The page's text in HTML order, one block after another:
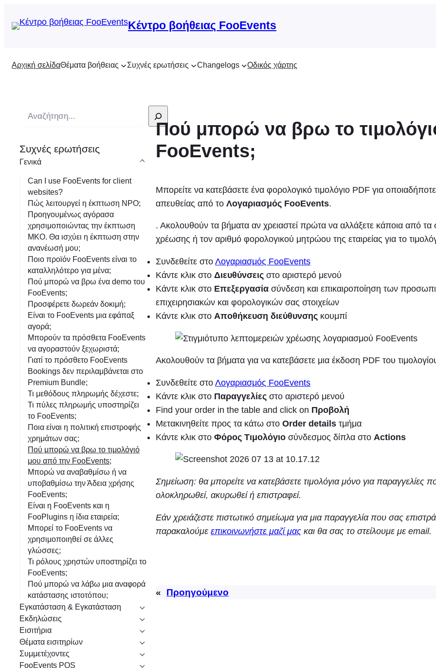
Κέντρο βοήθειας FooEvents
Αρχική σελίδαΘέματα βοήθειας Συχνές ερωτήσεις Changelogs Οδικός χάρτης
ζ
ή
Συχνές ερωτήσεις
Γενικά
Can I use FooEvents for client
websites?
Πώς λειτουργεί η έκπτωση NPO;
Προηγουμένως αγόρασα
χρησιμοποιώντας την έκπτωση
ΜΚΟ. Θα ισχύει η έκπτωση στην
ανανέωσή μου;
Ποιο προϊόν FooEvents είναι το
καταλληλότερο για μένα;
Πού μπορώ να βρω ένα demo του
FooEvents;
Προσφέρετε δωρεάν δοκιμή;
Είναι το FooEvents μια εφάπαξ
αγορά;
Μπορούν τα πρόσθετα FooEvents
να αγοραστούν ξεχωριστά;
Γιατί το πρόσθετο FooEvents
Bookings δεν περιλαμβάνεται στο
Premium Bundle;
Τι μεθόδους πληρωμής δέχεστε;
Τι πύλες πληρωμής υποστηρίζει
το FooEvents;
Ποια είναι η πολιτική επιστροφής
χρημάτων σας;
Πού μπορώ να βρω το τιμολόγιό
μου από την FooEvents;
Μπορώ να αναβαθμίσω ή να
υποβαθμίσω την Άδεια χρήσης
FooEvents;
Είναι η FooEvents και η
FooPlugins η ίδια εταιρεία;
Μπορεί το FooEvents να
χρησιμοποιηθεί σε άλλες
γλώσσες;
Τι ρόλους χρηστών υποστηρίζει το
FooEvents;
Πού μπορώ να λάβω μια αναφορά
κατάστασης ιστοτόπου;
Εγκατάσταση & Εγκατάσταση
Εκδηλώσεις
Εισιτήρια
Θέματα εισιτηρίων
Συμμετέχοντες
FooEvents POS
Πού μπορώ να βρω το
FooEvents;
Μπορείτε να κατεβάσετε ένα φορολογικό τιμολόγιο PDF για
απευθείας από το Λογαριασμός FooEvents.
. Ακολουθούν τα βήματα αν χρειαστεί πρώτα να αλλάξετε κάποια από τα
χρέωσης ή τον αριθμό φορολογικού μητρώου της εταιρείας για το
Συνδεθείτε στο Λογαριασμός FooEvents
Κάντε κλικ στο Διευθύνσεις στο αριστερό μενού
Κάντε κλικ στο Επεξεργασία σύνδεση και επικαιροποίηση των
επιχειρησιακών και φορολογικών σας στοιχείων
Κάντε κλικ στο Αποθήκευση διεύθυνσης κουμπί
Ακολουθούν τα βήματα για να κατεβάσετε μια έκδοση PDF του
Συνδεθείτε στο Λογαριασμός FooEvents
Κάντε κλικ στο Παραγγελίες στο αριστερό μενού
Find your order in the table and click on Προβολή
Μετακινηθείτε προς τα κάτω στο Order details τμήμα
Κάντε κλικ στο Φόρος Τιμολόγιο σύνδεσμος δίπλα στο Actions
Σημείωση: θα μπορείτε να κατεβάσετε τιμολόγια μόνο για παραγγελίες
ολοκληρωθεί, ακυρωθεί ή επιστραφεί.
Εάν χρειάζεστε πιστωτικό σημείωμα για μια παραγγελία που σας
παρακαλούμε επικοινωνήστε μαζί μας και θα σας το στείλουμε με email.
« Προηγούμενο